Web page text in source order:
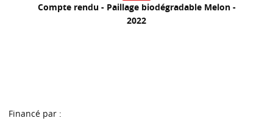
Compte rendu - Paillage biodégradable Melon -
2022
Financé par :